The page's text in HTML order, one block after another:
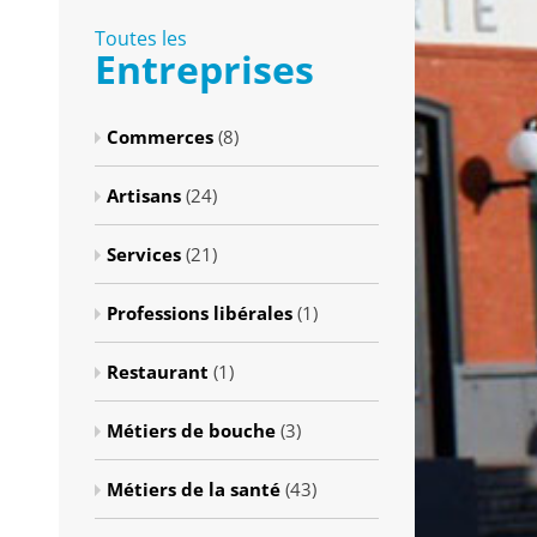
Toutes les
Entreprises
Commerces (8)
Artisans (24)
Services (21)
Professions libérales (1)
Restaurant (1)
Métiers de bouche (3)
Métiers de la santé (43)